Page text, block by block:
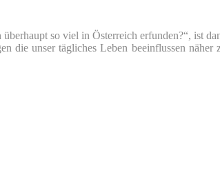
so viel in Österreich erfunden?“, ist
die unser tägliches Leben beeinflussen näher